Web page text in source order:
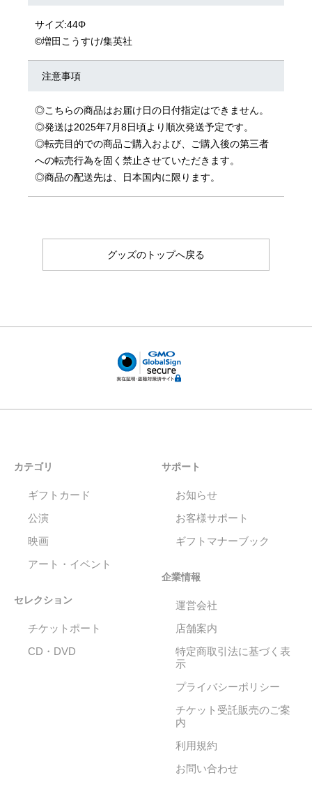
サイズ:44Φ
©増田こうすけ/集英社
注意事項
◎こちらの商品はお届け日の日付指定はできません。
◎発送は2025年7月8日頃より順次発送予定です。
◎転売目的での商品ご購入および、ご購入後の第三者
への転売行為を固く禁止させていただきます。
◎商品の配送先は、日本国内に限ります。
グッズのトップへ戻る
カテゴリ
ギフトカード
公演
映画
アート・イベント
セレクション
チケットポート
CD・DVD
サポート
お知らせ
お客様サポート
ギフトマナーブック
企業情報
運営会社
店舗案内
特定商取引法に基づく表
示
プライバシーポリシー
チケット受託販売のご案
内
利用規約
お問い合わせ